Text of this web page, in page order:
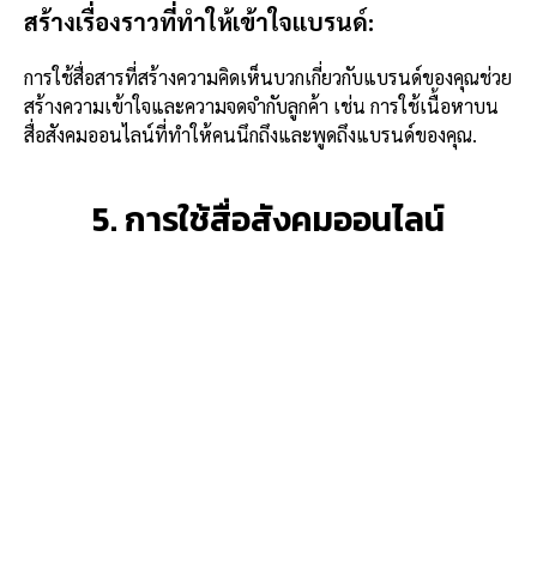
สร้างเรื่องราวที่ทำให้เข้าใจแบรนด์:
การใช้สื่อสารที่สร้างความคิดเห็นบวกเกี่ยวกับแบรนด์ของคุณช่วย
สร้างความเข้าใจและความจดจำกับลูกค้า เช่น การใช้เนื้อหาบน
สื่อสังคมออนไลน์ที่ทำให้คนนึกถึงและพูดถึงแบรนด์ของคุณ.
5. การใช้สื่อสังคมออนไลน์